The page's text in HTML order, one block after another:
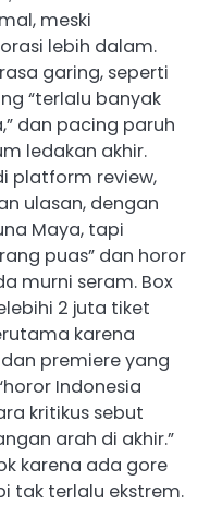
meski
lebih dalam.
garing, seperti
“terlalu banyak
dan pacing paruh
ledakan akhir.
platform review,
ulasan, dengan
Maya, tapi
puas” dan horor
murni seram. Box
2 juta tiket
karena
premiere yang
Indonesia
kritikus sebut
arah di akhir.”
karena ada gore
tak terlalu ekstrem.